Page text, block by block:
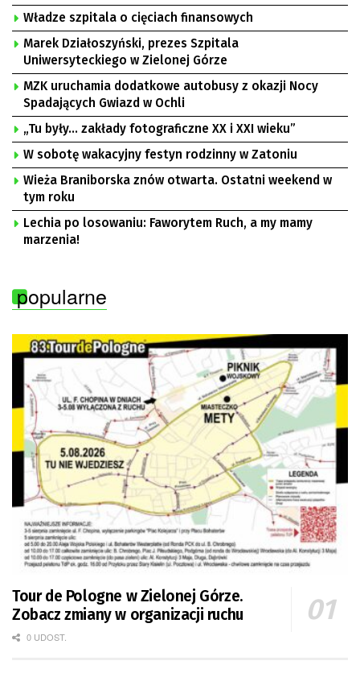
Władze szpitala o cięciach finansowych
Marek Działoszyński, prezes Szpitala
Uniwersyteckiego w Zielonej Górze
MZK uruchamia dodatkowe autobusy z okazji Nocy
Spadających Gwiazd w Ochli
„Tu były… zakłady fotograficzne XX i XXI wieku”
W sobotę wakacyjny festyn rodzinny w Zatoniu
Wieża Braniborska znów otwarta. Ostatni weekend w
tym roku
Lechia po losowaniu: Faworytem Ruch, a my mamy
marzenia!
popularne
Tour de Pologne w Zielonej Górze.
Zobacz zmiany w organizacji ruchu
0 UDOST.